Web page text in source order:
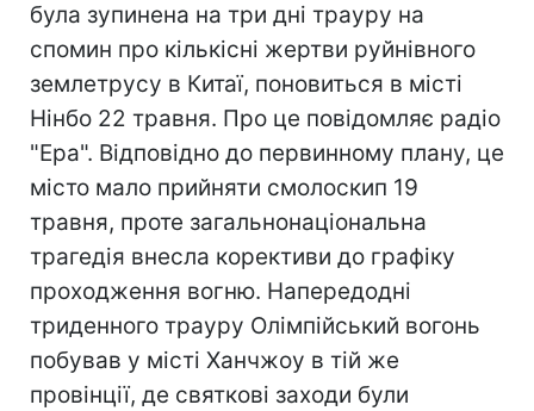
була зупинена на три дні трауру на
спомин про кількісні жертви руйнівного
землетрусу в Китаї, поновиться в місті
Нінбо 22 травня. Про це повідомляє радіо
"Ера". Відповідно до первинному плану, це
місто мало прийняти смолоскип 19
травня, проте загальнонаціональна
трагедія внесла корективи до графіку
проходження вогню. Напередодні
триденного трауру Олімпійський вогонь
побував у місті Ханчжоу в тій же
провінції, де святкові заходи були